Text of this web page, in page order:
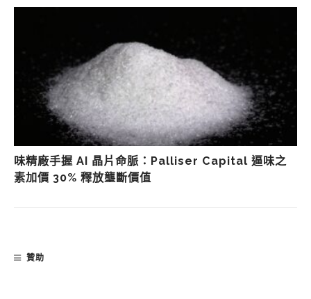
味精廠手握 AI 晶片命脈：Palliser Capital 逼味之
素加價 30% 釋放壟斷價值
贊助